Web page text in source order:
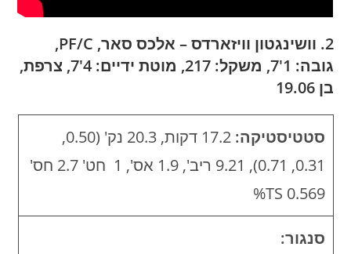
2. וושינגטון וויזארדס – אלכס סאר, PF/C,
גובה: 1'7, משקל: 217, מוטת ידיים: 4'7, צרפת,
בן 19.06
סטטיסטיקה:
17.2 דקות, 20.3 נק' (0.50,
0.31, 0.71), 9.21 ריב', 1.9 אס', 1 חט' 2.7 חס'
0.569 TS%
סנגור: